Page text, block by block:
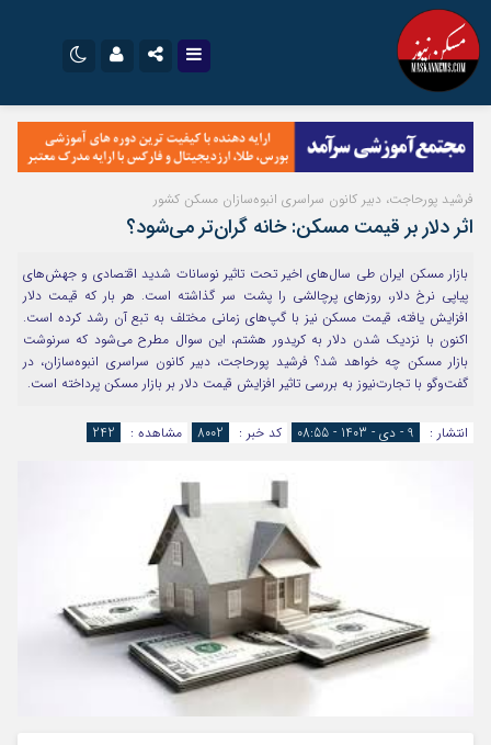
اینستاگرام
تلگرام
سروش
ایتا
آپارات
اپلیکیشن
نام کاربری یا نشانی ایمیل
رمز عبور
مرا به خاطر بسپار
فرشید پورحاجت، دبیر کانون سراسری انبوه‌سازان مسکن کشور
اثر دلار بر قیمت مسکن: خانه گران‌تر می‌شود؟
بازار مسکن ایران طی سال‌های اخیر تحت تاثیر نوسانات شدید اقتصادی و جهش‌های
پیاپی نرخ دلار، روزهای پرچالشی را پشت سر گذاشته است. هر بار که قیمت دلار
افزایش یافته، قیمت مسکن نیز با گپ‌های زمانی مختلف به تبع آن رشد کرده است.
اکنون با نزدیک شدن دلار به کریدور هشتم، این سوال مطرح می‌شود که سرنوشت
بازار مسکن چه خواهد شد؟ فرشید پورحاجت، دبیر کانون سراسری انبوه‌سازان، در
گفت‌وگو با تجارت‌نیوز به بررسی تاثیر افزایش قیمت دلار بر بازار مسکن پرداخته است.
انتشار : 9 - دی - 1403 - 08:55 کد خبر : 8002 مشاهده : 242